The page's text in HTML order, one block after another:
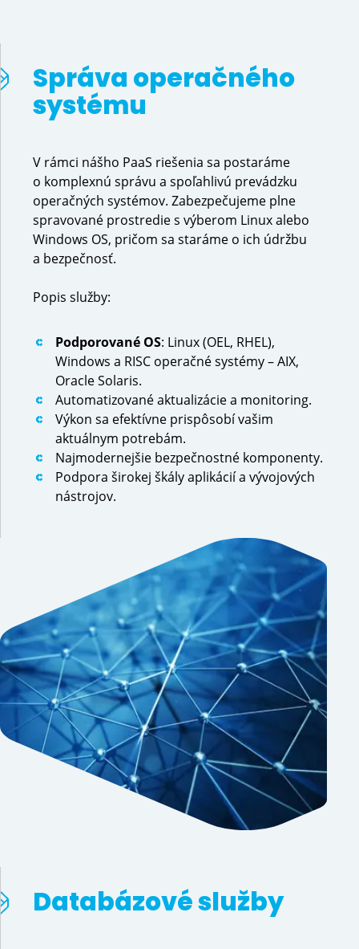
Správa operačného
systému
V rámci nášho PaaS riešenia sa postaráme
o komplexnú správu a spoľahlivú prevádzku
operačných systémov. Zabezpečujeme plne
spravované prostredie s výberom Linux alebo
Windows OS, pričom sa staráme o ich údržbu
a bezpečnosť.
Popis služby:
Podporované OS: Linux (OEL, RHEL),
Windows a RISC operačné systémy – AIX,
Oracle Solaris.
Automatizované aktualizácie a monitoring.
Výkon sa efektívne prispôsobí vašim
aktuálnym potrebám.
Najmodernejšie bezpečnostné komponenty.
Podpora širokej škály aplikácií a vývojových
nástrojov.
Databázové služby